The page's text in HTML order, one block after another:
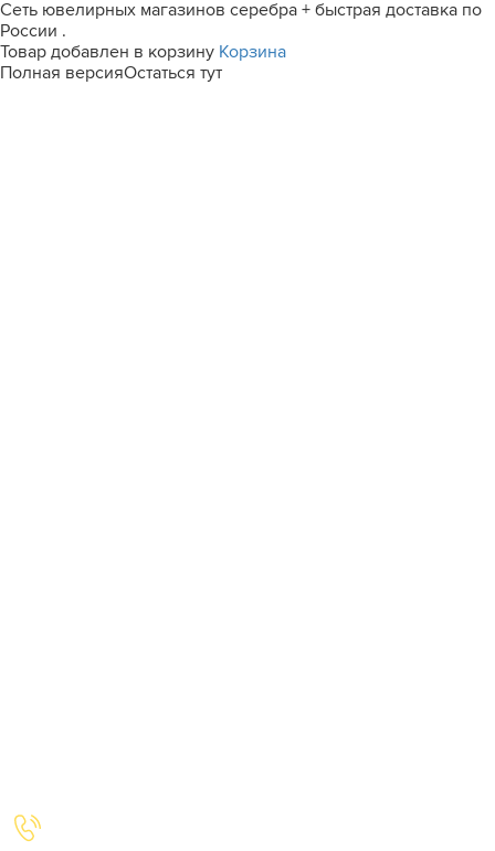
Сеть ювелирных магазинов серебра + быстрая доставка по
России .
Товар добавлен в корзину Корзина
Полная версияОстаться тут